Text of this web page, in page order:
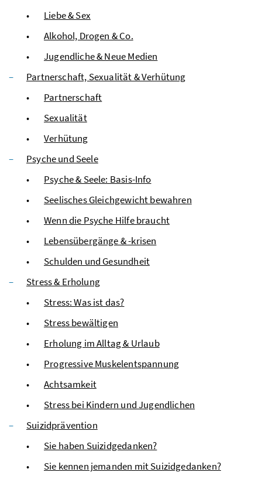
Liebe & Sex
Alkohol, Drogen & Co.
Jugendliche & Neue Medien
Partnerschaft, Sexualität & Verhütung
Partnerschaft
Sexualität
Verhütung
Psyche und Seele
Psyche & Seele: Basis-Info
Seelisches Gleichgewicht bewahren
Wenn die Psyche Hilfe braucht
Lebensübergänge & -krisen
Schulden und Gesundheit
Stress & Erholung
Stress: Was ist das?
Stress bewältigen
Erholung im Alltag & Urlaub
Progressive Muskelentspannung
Achtsamkeit
Stress bei Kindern und Jugendlichen
Suizidprävention
Sie haben Suizidgedanken?
Sie kennen jemanden mit Suizidgedanken?